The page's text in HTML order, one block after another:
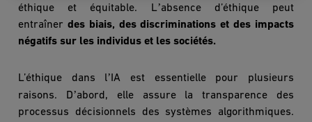
éthique et équitable. L’absence d’éthique peut
entraîner des biais, des discriminations et des impacts
négatifs sur les individus et les sociétés.
L’éthique dans l’ IA est essentielle pour plusieurs
raisons. D’abord, elle assure la transparence des
processus décisionnels des systèmes algorithmiques.